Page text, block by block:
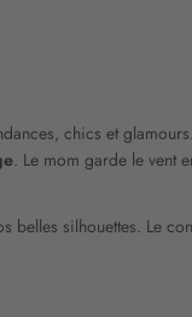
chics et
. Le mom garde le vent
belles silhouettes. Le